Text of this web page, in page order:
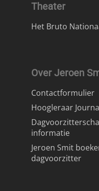
Theater
Het Bruto
Over Jeroen
Contactformulier
Hoogleraar
informatie
Jeroen Smit
dagvoorzitter